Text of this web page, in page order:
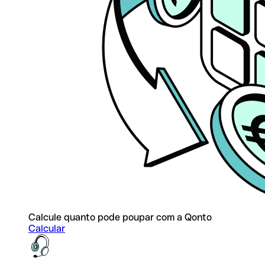
Calcule quanto pode poupar com a Qonto
Calcular